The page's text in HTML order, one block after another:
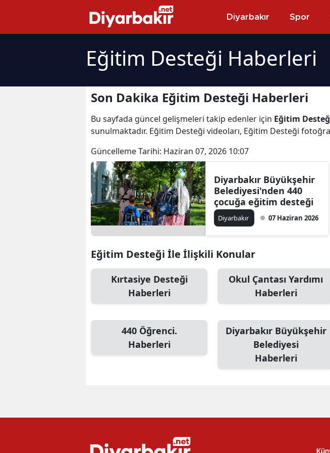
Diyarbakır Spor
Eğitim Desteği Haberleri
Son Dakika Eğitim Desteği Haberleri
Bu sayfada güncel gelişmeleri takip edenler için Eğitim
sunulmaktadır. Eğitim Desteği videoları, Eğitim Desteği
Güncelleme Tarihi: Haziran 07, 2026 10:07
Diyarbakır Büyükşehir
Belediyesi'nden 440
çocuğa eğitim desteği
Diyarbakır 07 Haziran 2026
Eğitim Desteği İle İlişkili Konular
Kırtasiye Desteği
Haberleri
Okul Çantası Yardımı
Haberleri
440 Öğrenci.
Haberleri
Diyarbakır Büyükşehir
Belediyesi
Haberleri